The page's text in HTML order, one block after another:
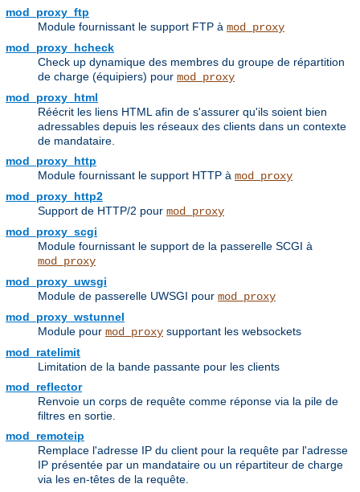
mod_proxy_ftp
Module fournissant le support FTP à mod_proxy
mod_proxy_hcheck
Check up dynamique des membres du groupe de répartition
de charge (équipiers) pour mod_proxy
mod_proxy_html
Réécrit les liens HTML afin de s'assurer qu'ils soient bien
adressables depuis les réseaux des clients dans un contexte
de mandataire.
mod_proxy_http
Module fournissant le support HTTP à mod_proxy
mod_proxy_http2
Support de HTTP/2 pour mod_proxy
mod_proxy_scgi
Module fournissant le support de la passerelle SCGI à
mod_proxy
mod_proxy_uwsgi
Module de passerelle UWSGI pour mod_proxy
mod_proxy_wstunnel
Module pour mod_proxy supportant les websockets
mod_ratelimit
Limitation de la bande passante pour les clients
mod_reflector
Renvoie un corps de requête comme réponse via la pile de
filtres en sortie.
mod_remoteip
Remplace l'adresse IP du client pour la requête par l'adresse
IP présentée par un mandataire ou un répartiteur de charge
via les en-têtes de la requête.